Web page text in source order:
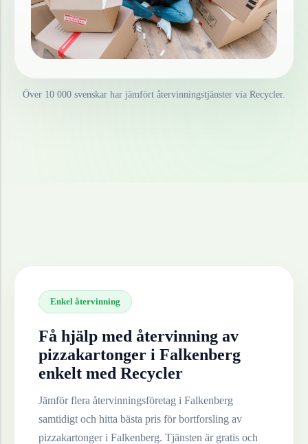
Över 10 000 svenskar har jämfört återvinningstjänster via Recycler.
Enkel återvinning
Få hjälp med återvinning av
pizzakartonger i Falkenberg
enkelt med Recycler
Jämför flera återvinningsföretag i Falkenberg
samtidigt och hitta bästa pris för bortforsling av
pizzakartongeri Falkenberg. Tjänsten är gratis och